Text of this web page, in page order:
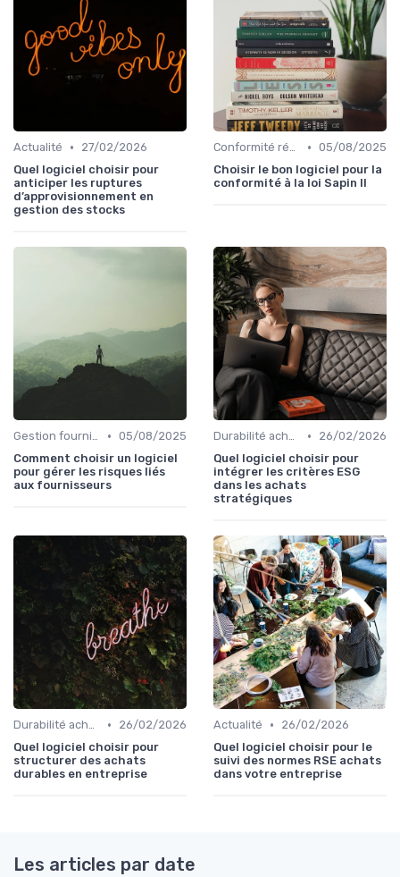
Actualité •
27/02/2026
Quel logiciel choisir pour
anticiper les ruptures
d’approvisionnement en
gestion des stocks
Conformité réglementaire • 05/08/2025
Choisir le bon logiciel pour la
conformité à la loi Sapin II
Gestion fournisseurs • 05/08/2025
Comment choisir un logiciel
pour gérer les risques liés
aux fournisseurs
Durabilité achats •
26/02/2026
Quel logiciel choisir pour
intégrer les critères ESG
dans les achats
stratégiques
Durabilité achats •
26/02/2026
Quel logiciel choisir pour
structurer des achats
durables en entreprise
Actualité •
26/02/2026
Quel logiciel choisir pour le
suivi des normes RSE achats
dans votre entreprise
Les articles par date